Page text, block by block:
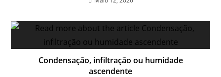
Condensação, infiltração ou humidade
ascendente